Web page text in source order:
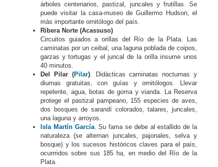
árboles centenarios, pastizal, juncales y frutillas. Se
puede visitar la casa-museo de Guillermo Hudson, el
más importante ornitólogo del país.
Ribera Norte (Acassuso)
Circuitos guiados a orillas del Río de la Plata. Las
caminatas por un ceibal, una laguna poblada de coipos,
garzas y tortugas y el juncal de la orilla insume unos
40 minutos.
Del Pilar (Pilar). Didácticas caminatas nocturnas y
diurnas gratuitas, con guías y ornitólogos. Llevar
repelente, agua, botas de goma y vianda. La Reserva
protege el pastizal pampeano, 155 especies de aves,
dos bosques de sarandí colorados, talares, juncales,
una laguna y arroyos.
Isla Martín García. Su fama se debe al estallido de la
naturaleza (se alternan juncales, pajonales, selva y
bosque) y los sucesos históricos claves para el país,
ocurrridos sobre sus 185 ha, en medio del Río de la
Plata.